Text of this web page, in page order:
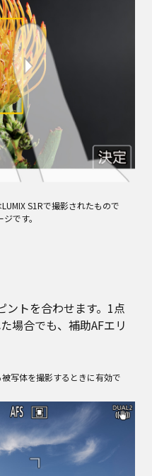
S1Rで撮影されたもので
です。
ントを合わせます。1点
場合でも、補助AFエリ
写体を撮影するときに有効で